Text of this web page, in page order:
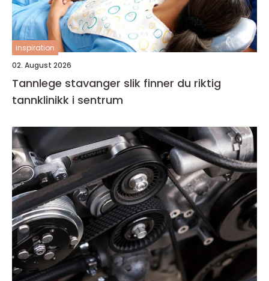
inspiration
02. August 2026
Tannlege stavanger slik finner du riktig
tannklinikk i sentrum